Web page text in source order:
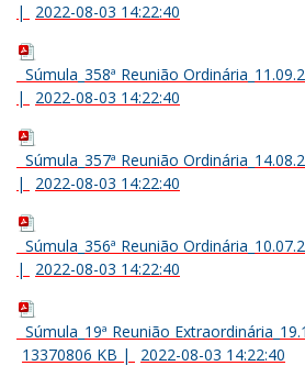
|
2022-08-03 14:22:40
Súmula_358ª Reunião
|
2022-08-03 14:22:40
Súmula_357ª Reunião
|
2022-08-03 14:22:40
Súmula_356ª Reunião
|
2022-08-03 14:22:40
Súmula_19ª Reunião
13370806 KB | 2022-08-03 14:22:40